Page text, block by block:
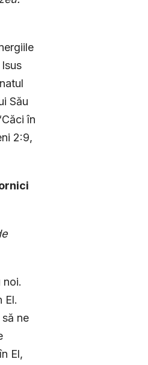
Său
în
2:9,
noi.
El.
ne
El,